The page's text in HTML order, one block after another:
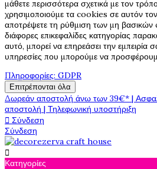
μάθετε περισσότερα σχετικά με τον
χρησιμοποιούμε τα cookies σε αυτόν
αποτρέψετε τη ρύθμιση των μη βασικών
διάφορες επικεφαλίδες κατηγορίας
αυτό, μπορεί να επηρεάσει την εμπειρία
υπηρεσίες που μπορούμε να
Πληροφορίες: GDPR
Επιτρέπονται όλα
Δωρεάν αποστολή άνω των 39€* |
αποστολή | Τηλεφωνική υποστήριξη
 Σύνδεση
Σύνδεση

Κατηγορίες